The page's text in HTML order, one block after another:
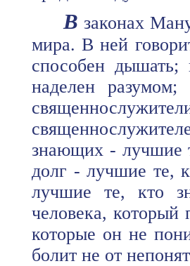
В законах
мира. В ней
способен
наделен
знающих - лучшие
долг - лучшие те,
лучшие те, кто
человека, который
которые он не
болит не от